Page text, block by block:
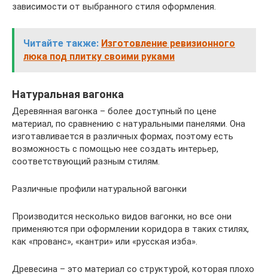
зависимости от выбранного стиля оформления.
Читайте также: Изготовление ревизионного
люка под плитку своими руками
Натуральная вагонка
Деревянная вагонка – более доступный по цене
материал, по сравнению с натуральными панелями. Она
изготавливается в различных формах, поэтому есть
возможность с помощью нее создать интерьер,
соответствующий разным стилям.
Различные профили натуральной вагонки
Производится несколько видов вагонки, но все они
применяются при оформлении коридора в таких стилях,
как «прованс», «кантри» или «русская изба».
Древесина – это материал со структурой, которая плохо